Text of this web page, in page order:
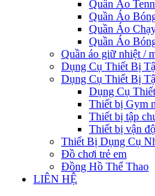
Quần Áo
Quần Áo
Quần Áo
Quần Áo
Quần áo giữ nhiệt /
Dụng Cụ Thiết Bị
Dụng Cụ Thiết Bị
Dụng Cụ
Thiết bị Gym
Thiết bị tập
Thiết bị vận
Thiết Bị Dụng Cụ
Đồ chơi trẻ em
Đồng Hồ Thể Thao
LIÊN HỆ